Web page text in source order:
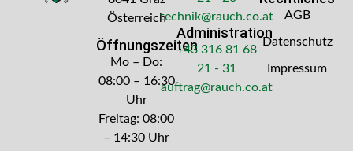
Österreich
Öffnungszeiten
Mo – Do:
08:00 – 16:30
Uhr
Freitag: 08:00
– 14:30 Uhr
technik@rauch.co.at
Administration
+43 316 81 68
21 - 31
auftrag@rauch.co.at
AGB
Datenschutz
Impressum